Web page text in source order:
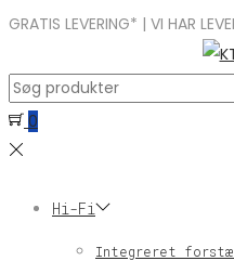
GRATIS LEVERING* | VI HAR
Search
for:>
0
Hi-Fi
Integreret